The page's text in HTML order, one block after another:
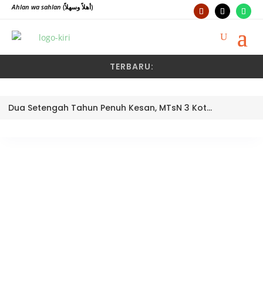
Ahlan wa sahlan (أهلاً وسهلاً)
TERBARU:
Dua Setengah Tahun Penuh Kesan, MTsN 3 Kota Padang Lepas Pengawas Pembina Dra. Nayusminar Nasrun